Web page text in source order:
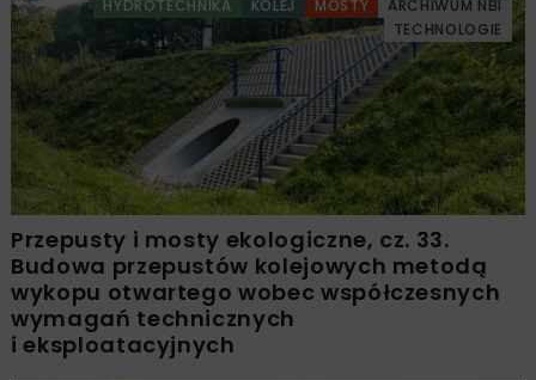
HYDROTECHNIKA KOLEJ MOSTY
ARCHIWUM NBI
TECHNOLOGIE
Przepusty i mosty ekologiczne, cz. 33.
Budowa przepustów kolejowych metodą
wykopu otwartego wobec współczesnych
wymagań technicznych
i eksploatacyjnych